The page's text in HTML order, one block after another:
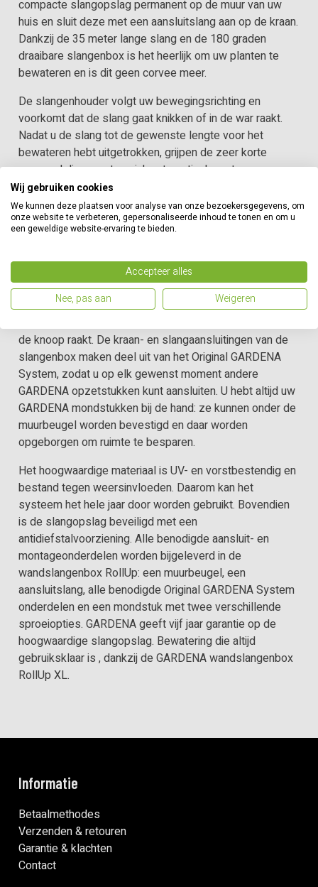
compacte slangopslag permanent op de muur van uw
huis en sluit deze met een aansluitslang aan op de kraan.
Dankzij de 35 meter lange slang en de 180 graden
draaibare slangenbox is het heerlijk om uw planten te
bewateren en is dit geen corvee meer.
De slangenhouder volgt uw bewegingsrichting en
voorkomt dat de slang gaat knikken of in de war raakt.
Nadat u de slang tot de gewenste lengte voor het
bewateren hebt uitgetrokken, grijpen de zeer korte
vergrendelingspunten zich automatisch vast en
blokkeren ze de slang zodra u stopt. Door lichtjes aan
het uiteinde van de slang te trekken, wordt het
vergrendelmechanisme ontgrendeld en wikkelt een
geïntegreerde stalen veer de verlengde tuinslang
op. Dankzij de innovatieve RollControl-technologie
gebeurt het oprollen veilig en gecontroleerd. De
geïntegreerde slanggeleider zorgt ervoor dat de slang
de knoop raakt. De kraan- en slangaansluitingen van de
slangenbox maken deel uit van het Original GARDENA
System, zodat u op elk gewenst moment andere
GARDENA opzetstukken kunt aansluiten. U hebt altijd uw
GARDENA mondstukken bij de hand: ze kunnen onder de
muurbeugel worden bevestigd en daar worden
opgeborgen om ruimte te besparen.
Het hoogwaardige materiaal is UV- en vorstbestendig en
bestand tegen weersinvloeden. Daarom kan het
systeem het hele jaar door worden gebruikt. Bovendien
is de slangopslag beveiligd met een
antidiefstalvoorziening. Alle benodigde aansluit- en
montageonderdelen worden bijgeleverd in de
wandslangenbox RollUp: een muurbeugel, een
aansluitslang, alle benodigde Original GARDENA System
onderdelen en een mondstuk met twee verschillende
sproeiopties. GARDENA geeft vijf jaar garantie op de
hoogwaardige slangopslag. Bewatering die altijd
gebruiksklaar is , dankzij de GARDENA wandslangenbox
RollUp XL.
Informatie
Betaalmethodes
Verzenden & retouren
Garantie & klachten
Contact
Wij gebruiken cookies
We kunnen deze plaatsen voor analyse van onze bezoekersgegevens, om
onze website te verbeteren, gepersonaliseerde inhoud te tonen en om u
een geweldige website-ervaring te bieden.
Accepteer alles
Nee, pas aan
Weigeren